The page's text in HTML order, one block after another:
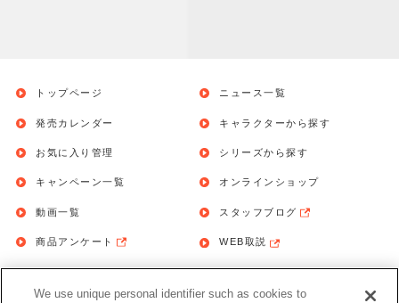
トップページ
発売カレンダー
お気に入り管理
ニュース一覧
キャラクターから探す
シリーズから探す
キャンペーン一覧
動画一覧
商品アンケート
オンラインショップ
スタッフブログ
WEB取説
We use unique personal identifier such as cookies to